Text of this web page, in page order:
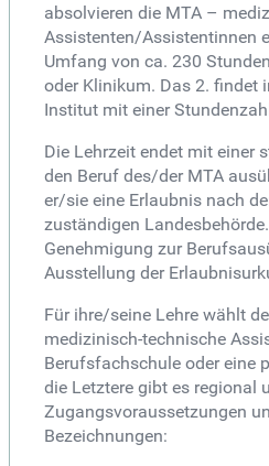
absolvieren die MTA –
Assistenten/Assistentinnen
Umfang von ca. 230
oder Klinikum. Das 2. findet
Institut mit einer
Die Lehrzeit endet mit einer
den Beruf des/der MTA
er/sie eine Erlaubnis nach
zuständigen
Genehmigung zur
Ausstellung der
Für ihre/seine Lehre wählt
medizinisch-technische
Berufsfachschule oder eine
die Letztere gibt es regional
Zugangsvoraussetzungen
Bezeichnungen: